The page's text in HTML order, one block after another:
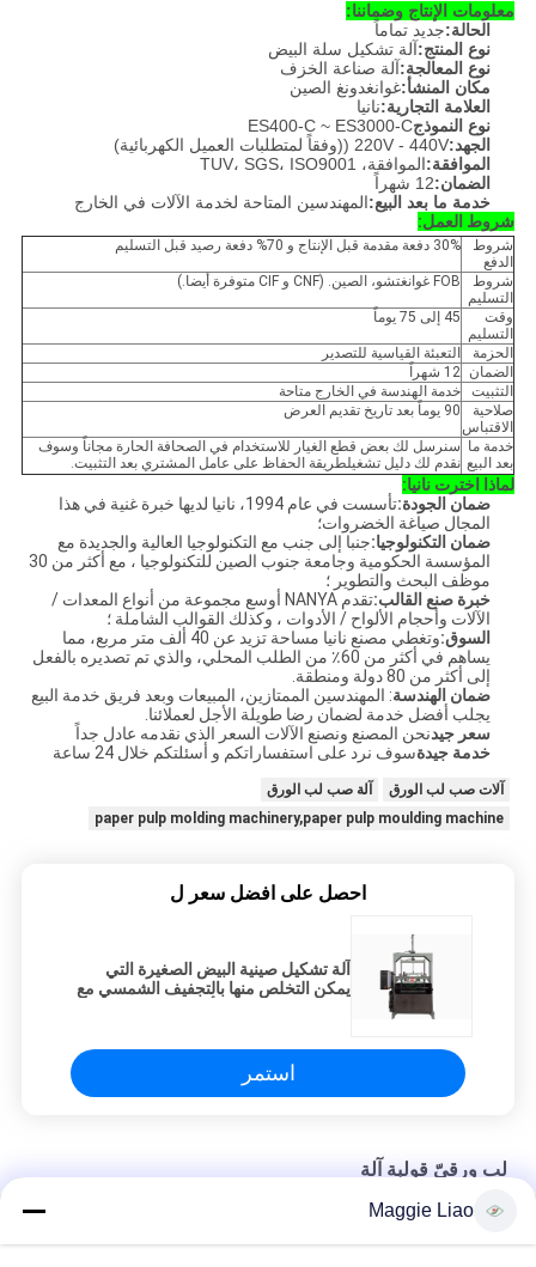
معلومات الإنتاج وضماننا:
الحالة:جديد تماماً
نوع المنتج:آلة تشكيل سلة البيض
نوع المعالجة:آلة صناعة الخزف
مكان المنشأ:غوانغدونغ الصين
العلامة التجارية:نانيا
نوع النموذجES400-C ~ ES3000-C
الجهد:220V - 440V ((وفقاً لمتطلبات العميل الكهربائية)
الموافقة:الموافقة، TUV، SGS، ISO9001
الضمان:12 شهراً
خدمة ما بعد البيع:المهندسين المتاحة لخدمة الآلات في الخارج
شروط العمل:
شروط
الدفع
30% دفعة مقدمة قبل الإنتاج و 70% دفعة رصيد قبل التسليم
شروط
التسليم
FOB غوانغتشو، الصين. (CNF و CIF متوفرة أيضا.)
وقت
التسليم
45 إلى 75 يوماً
الحزمة
التعبئة القياسية للتصدير
الضمان 12 شهراً
التثبيت
خدمة الهندسة في الخارج متاحة
صلاحية
الاقتباس
90 يوماً بعد تاريخ تقديم العرض
خدمة ما
بعد البيع
سنرسل لك بعض قطع الغيار للاستخدام في الصحافة الحارة مجاناً وسوف
نقدم لك دليل تشغيلطريقة الحفاظ على عامل المشتري بعد التثبيت.
لماذا اخترت نانيا:
ضمان الجودة:
تأسست في عام 1994، نانيا لديها خبرة غنية في هذا
المجال صياغة الخضروات؛
ضمان التكنولوجيا:جنبا إلى جنب مع التكنولوجيا العالية والجديدة مع
المؤسسة الحكومية وجامعة جنوب الصين للتكنولوجيا ، مع أكثر من 30
موظف البحث والتطوير ؛
خبرة صنع القالب:
تقدم NANYA أوسع مجموعة من أنواع المعدات /
الآلات وأحجام الألواح / الأدوات ، وكذلك القوالب الشاملة ؛
السوق:
وتغطي مصنع نانيا مساحة تزيد عن 40 ألف متر مربع، مما
يساهم في أكثر من 60٪ من الطلب المحلي، والذي تم تصديره بالفعل
إلى أكثر من 80 دولة ومنطقة.
ضمان الهندسة: المهندسين الممتازين، المبيعات وبعد فريق خدمة البيع
يجلب أفضل خدمة لضمان رضا طويلة الأجل لعملائنا.
سعر جيدنحن المصنع ونصنع الآلات السعر الذي نقدمه عادل جداً
خدمة جيدةسوف نرد على استفساراتكم و أسئلتكم خلال 24 ساعة
آلات صب لب الورق
آلة صب لب الورق
paper pulp molding machinery,paper pulp moulding machine
احصل على افضل سعر ل
آلة تشكيل صينية البيض الصغيرة التي
يمكن التخلص منها بالتجفيف الشمسي مع
استمر
لب ورقيّ قولبة آلة
حزمة الصناعية ضرار لب الورق صب درج البيض تشكيل آلة/1 اسطوانة
Maggie Liao